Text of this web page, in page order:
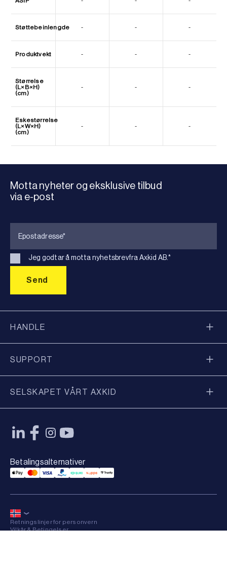
Støttebeinlengde - - -
Produktvekt - - -
Størrelse
(L×B×H)
(cm)
- - -
Eskestørrelse
(L×W×H)
(cm)
- - -
Motta nyheter og eksklusive tilbud
via e-post
Jeg godtar å motta nyhetsbrevfra Axkid AB.*
HANDLE
SUPPORT
SELSKAPET VÅRT AXKID
Betalingsalternativer
Applepay Payment
Mastercard Payment
Visa Payment
Paypal Payment
Qliro Payment
Vipps Payment
Trustly Payment
Retningslinjer for personvern
Vilkår & Betingelser